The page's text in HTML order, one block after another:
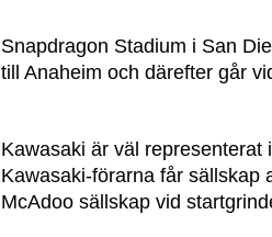
Snapdragon Stadium i San
till Anaheim och därefter går
Kawasaki är väl
Kawasaki-förarna får sällskap
McAdoo sällskap vid